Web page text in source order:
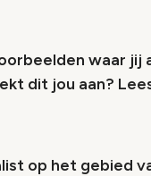
waar jij
dit jou aan?
op het gebied